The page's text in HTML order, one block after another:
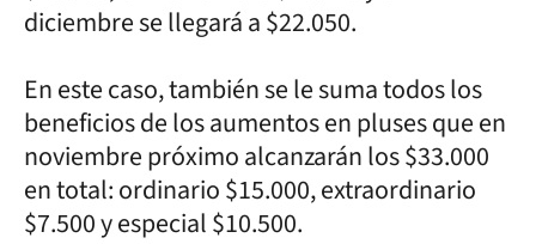
diciembre se llegará a $22.050.
En este caso, también se le suma todos los
beneficios de los aumentos en pluses que en
noviembre próximo alcanzarán los $33.000
en total: ordinario $15.000, extraordinario
$7.500 y especial $10.500.